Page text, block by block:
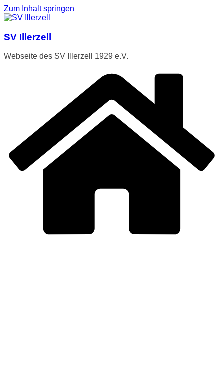
Zum Inhalt springen
SV Illerzell
Webseite des SV Illerzell 1929 e.V.